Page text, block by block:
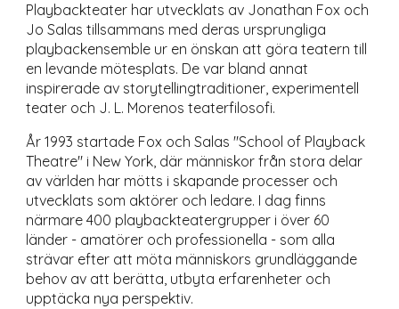
Playbackteater har utvecklats av Jonathan Fox och
Jo Salas tillsammans med deras ursprungliga
playbackensemble ur en önskan att göra teatern till
en levande mötesplats. De var bland annat
inspirerade av storytellingtraditioner, experimentell
teater och J. L. Morenos teaterfilosofi.
År 1993 startade Fox och Salas "School of Playback
Theatre" i New York, där människor från stora delar
av världen har mötts i skapande processer och
utvecklats som aktörer och ledare. I dag finns
närmare 400 playbackteatergrupper i över 60
länder - amatörer och professionella - som alla
strävar efter att möta människors grundläggande
behov av att berätta, utbyta erfarenheter och
upptäcka nya perspektiv.